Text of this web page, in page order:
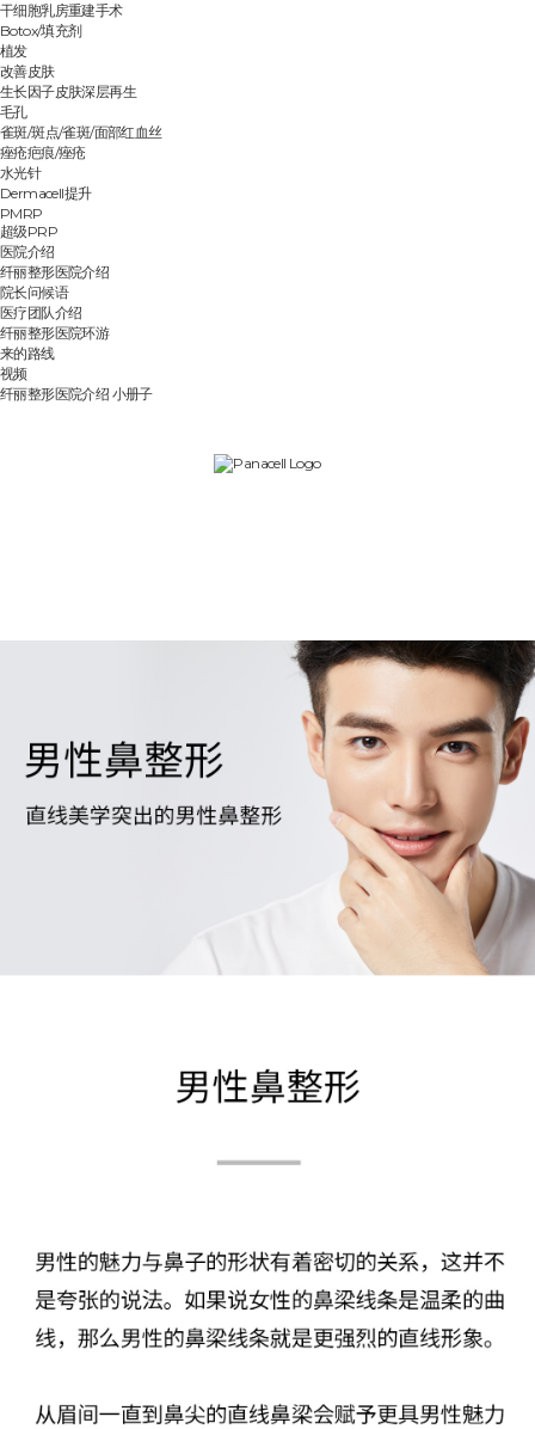
干细胞乳房重建手术
Botox/填充剂
植发
改善皮肤
生长因子皮肤深层再生
毛孔
雀斑/斑点/雀斑/面部红血丝
痤疮疤痕/痤疮
水光针
Dermacell提升
PMRP
超级PRP
医院介绍
纤丽整形医院介绍
院长问候语
医疗团队介绍
纤丽整形医院环游
来的路线
视频
纤丽整形医院介绍 小册子